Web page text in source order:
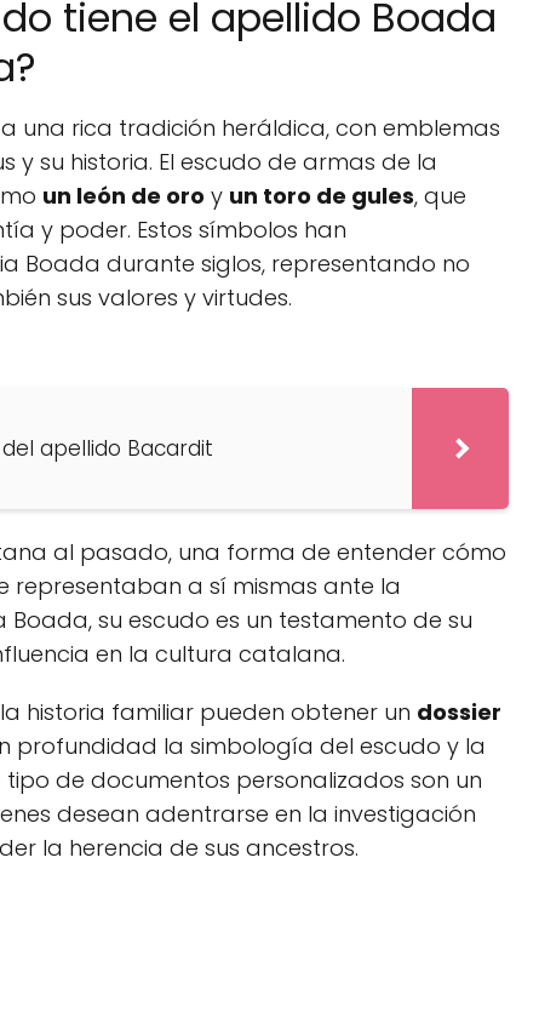
tiene el apellido Boada
una rica tradición heráldica, con emblemas
y su historia. El escudo de armas de la
un león de oro y un toro de gules, que
y poder. Estos símbolos han
Boada durante siglos, representando no
sus valores y virtudes.
apellido Bacardit
al pasado, una forma de entender cómo
representaban a sí mismas ante la
su escudo es un testamento de su
en la cultura catalana.
historia familiar pueden obtener un dossier
profundidad la simbología del escudo y la
tipo de documentos personalizados son un
desean adentrarse en la investigación
la herencia de sus ancestros.